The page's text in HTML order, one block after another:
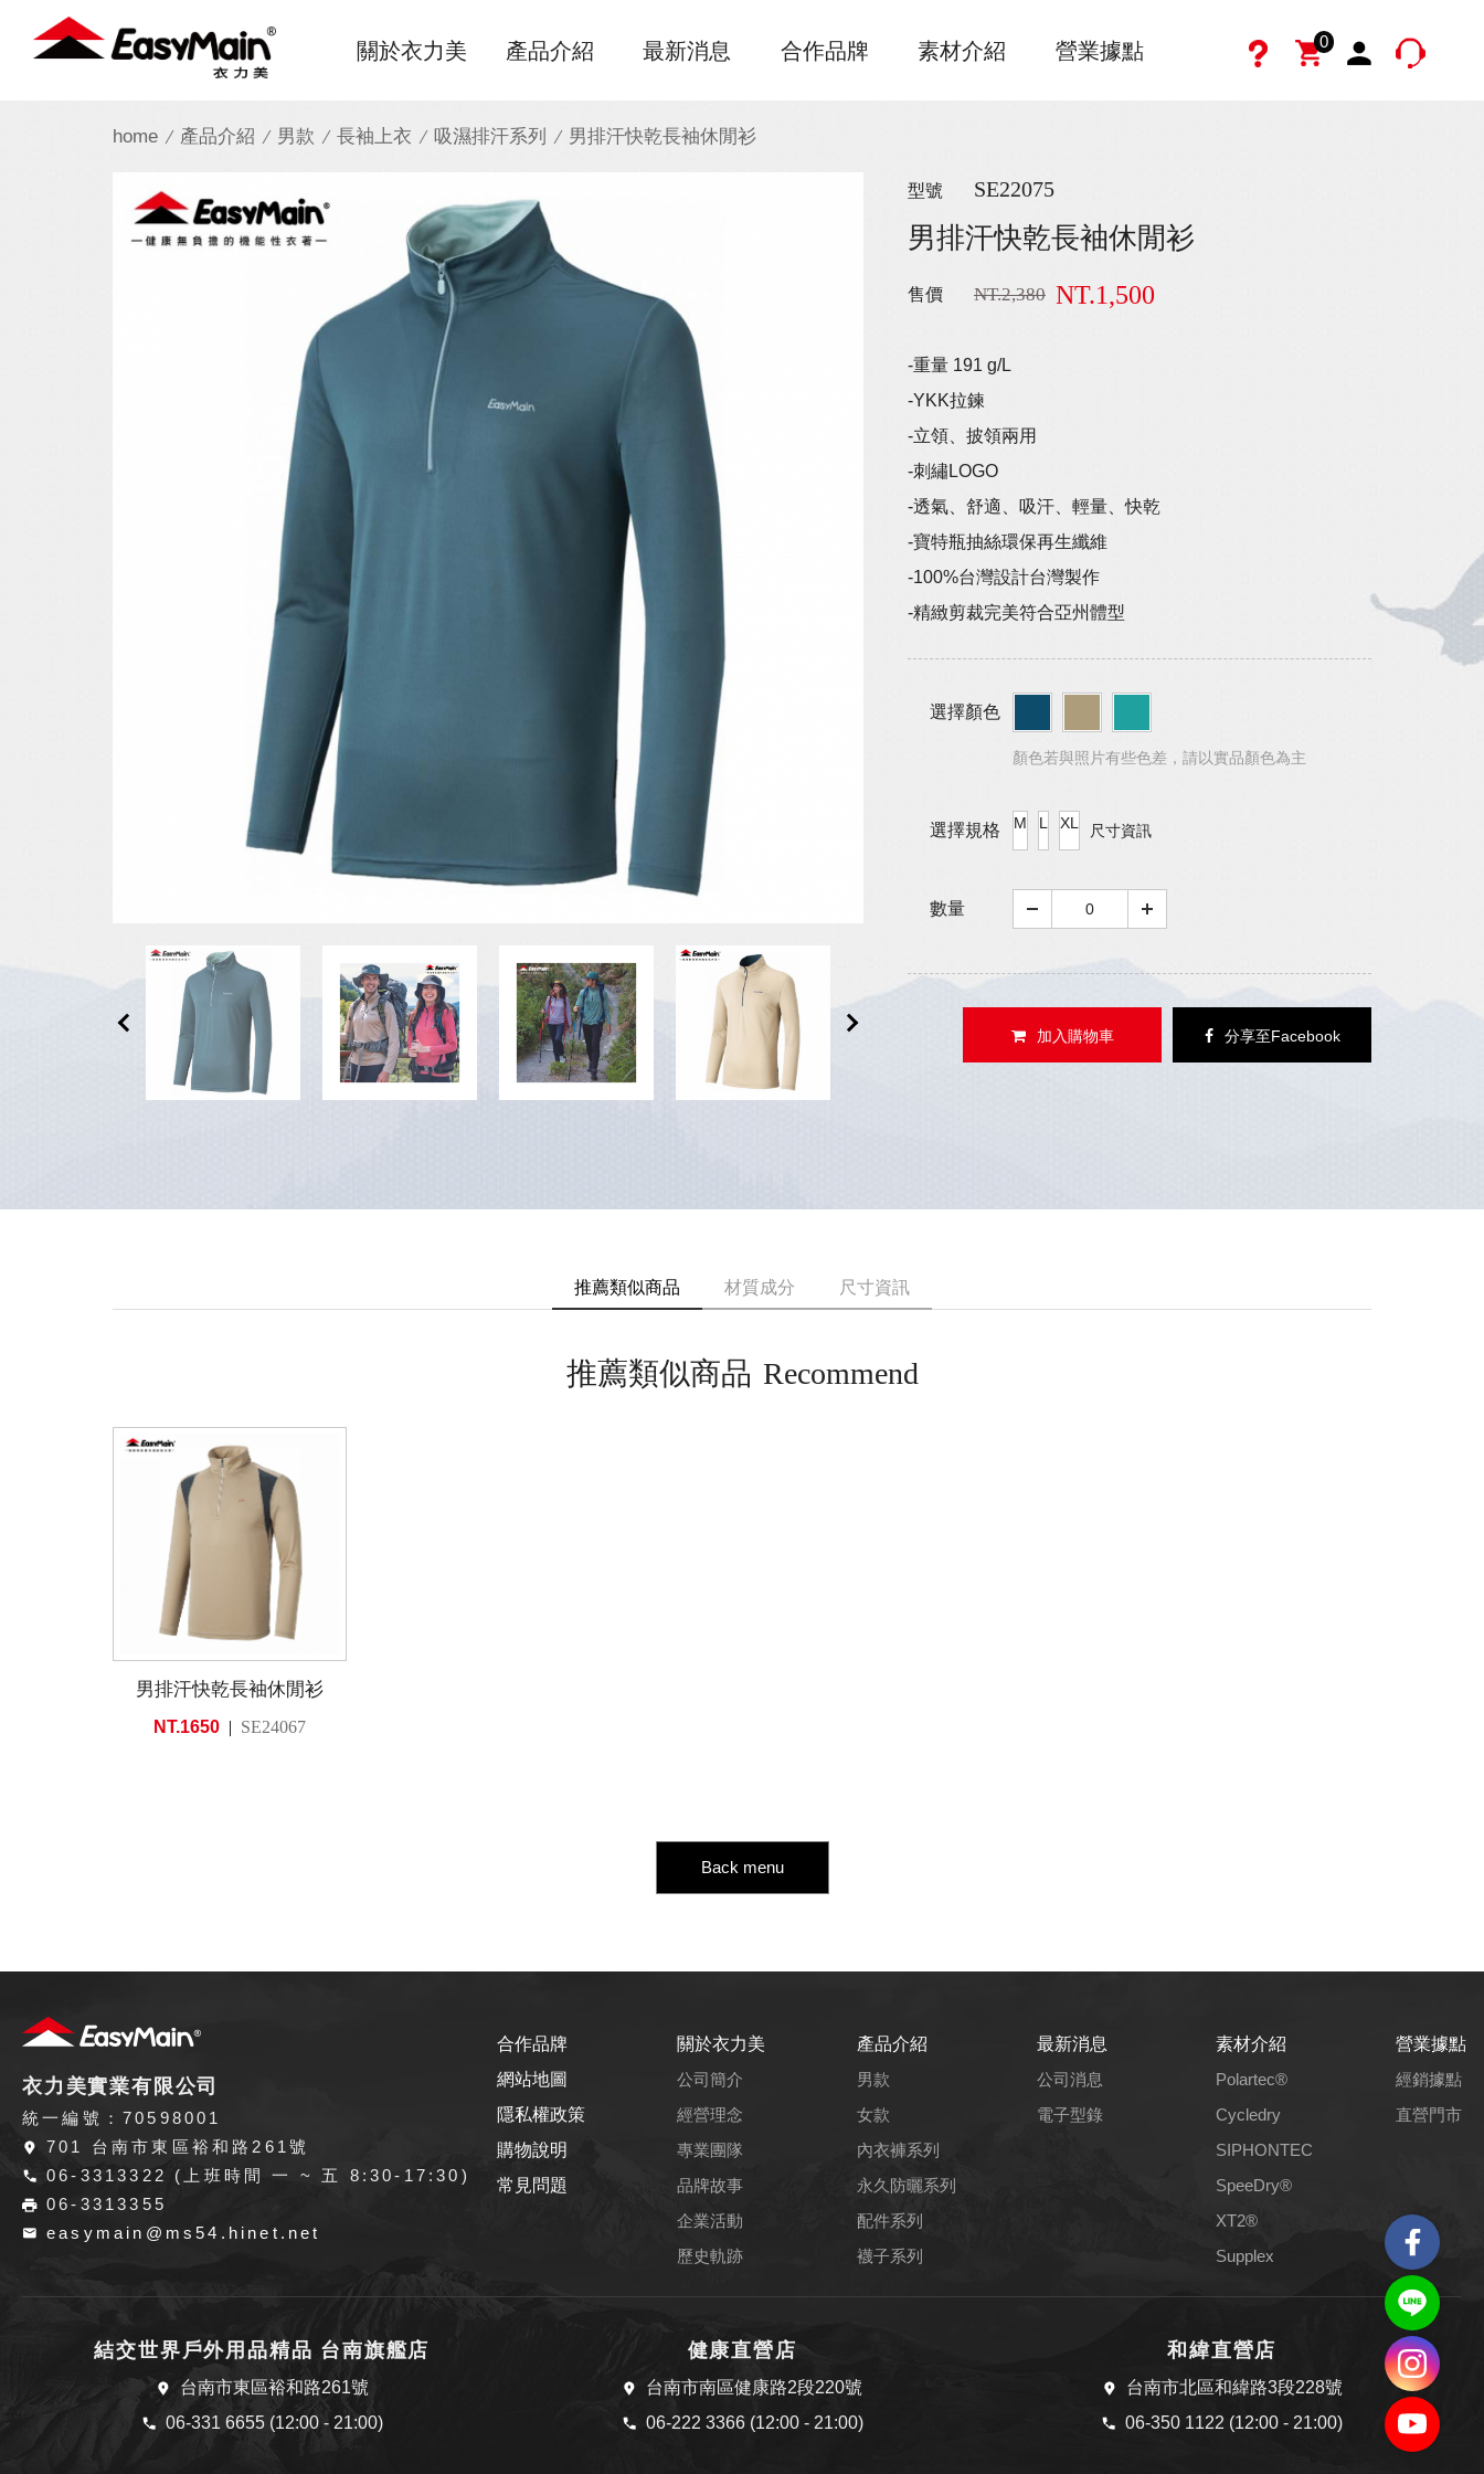
力
0
關於衣力美 產品介紹 最新消息 合作品牌 素材介紹 營業據點
home 產品介紹 男款 長袖上衣 吸濕排汗系列 男排汗快乾長袖休閒衫
型號 SE22075
男排汗快乾長袖休閒衫
售價 NT.2,380 NT.1,500
-重量 191 g/L
-YKK拉鍊
-立領、披領兩用
-刺繡LOGO
-透氣、舒適、吸汗、輕量、快乾
-寶特瓶抽絲環保再生纖維
-100%台灣設計台灣製作
-精緻剪裁完美符合亞州體型
選擇顏色
顏色若與照片有些色差，請以實品顏色為主
選擇規格 M L XL 尺寸資訊
數量
加入購物車 分享至Facebook
推薦類似商品 材質成分 尺寸資訊
推薦類似商品 Recommend
男排汗快乾長袖休閒衫
NT.1650 SE24067
Back menu
衣力美實業有限公司
統一編號：70598001
701 台南市東區裕和路261號
06-3313322 (上班時間 一 ~ 五 8:30-17:30)
06-3313355
easymain@ms54.hinet.net
結交世界戶外用品精品 台南旗艦店
台南市東區裕和路261號
06-331 6655 (12:00 - 21:00)
健康直營店
台南市南區健康路2段220號
06-222 3366 (12:00 - 21:00)
和緯直營店
台南市北區和緯路3段228號
06-350 1122 (12:00 - 21:00)
合作品牌
網站地圖
隱私權政策
購物說明
常見問題
關於衣力美
公司簡介
經營理念
專業團隊
品牌故事
企業活動
歷史軌跡
產品介紹
男款
女款
內衣褲系列
永久防曬系列
配件系列
襪子系列
最新消息
公司消息
電子型錄
素材介紹
Polartec®
Cycledry
SIPHONTEC
SpeeDry®
XT2®
Supplex
營業據點
經銷據點
直營門市